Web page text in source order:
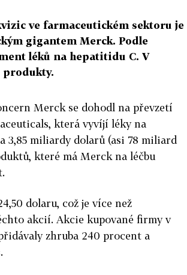
ve farmaceutickém sektoru je
gigantem Merck. Podle
léků na hepatitidu C. V
Merck se dohodl na převzetí
která vyvíjí léky na
3,85 miliardy dolarů (asi 78 miliard
které má Merck na léčbu
dolaru, což je více než
akcií. Akcie kupované firmy v
zhruba 240 procent a